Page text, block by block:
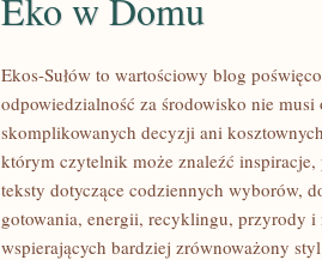
Ekos-Sułów to wartościowy blog
odpowiedzialność za środowisko nie
skomplikowanych decyzji ani
którym czytelnik może znaleźć inspiracje,
teksty dotyczące codziennych wyborów,
gotowania, energii, recyklingu, przyrody i
wspierających bardziej zrównoważony styl